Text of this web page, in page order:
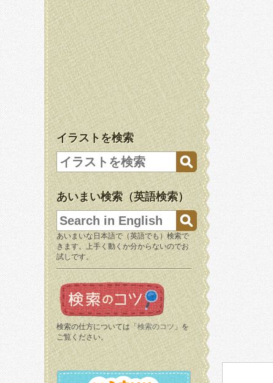
イラストを検索
あいまい検索（英語検索）
あいまいな日本語で（英語でも）検索で
きます。上手く動くか分からないのでお
試しです。
検索の仕方については「 検索のコツ 」を
ご覧ください。